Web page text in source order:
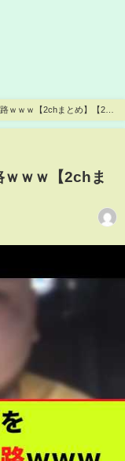
ｗｗｗ【2chまとめ】【2ch
ｗｗｗ【2chま